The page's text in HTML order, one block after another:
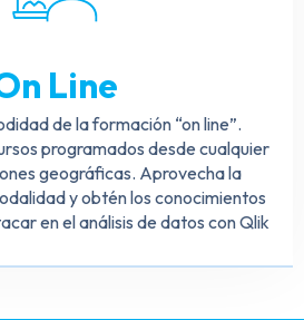
Line
de la formación “on line”.
programados desde cualquier
geográficas. Aprovecha la
y obtén los conocimientos
en el análisis de datos con Qlik